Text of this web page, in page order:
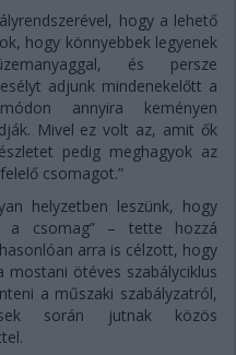
hogy a lehető
hogy könnyebbek legyenek
és persze
adjunk mindenekelőtt a
annyira keményen
Mivel ez volt az, amit ők
pedig meghagyok az
csomagot.”
helyzetben leszünk, hogy
a csomag” – tette hozzá
arra is célzott, hogy
ötéves szabályciklus
a műszaki szabályzatról,
során jutnak közös